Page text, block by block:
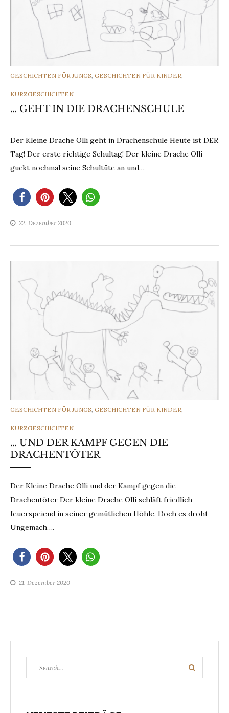
CATEGORIES
GESCHICHTEN FÜR JUNGS, GESCHICHTEN FÜR KINDER,
KURZGESCHICHTEN
… GEHT IN DIE DRACHENSCHULE
Der Kleine Drache Olli geht in Drachenschule Heute ist DER
Tag! Der erste richtige Schultag! Der kleine Drache Olli
guckt nochmal seine Schultüte an und…
22. Dezember 2020
CATEGORIES
GESCHICHTEN FÜR JUNGS GESCHICHTEN FÜR KINDER
KURZGESCHICHTEN
… UND DER KAMPF GEGEN DIE
DRACHENTÖTER
Der Kleine Drache Olli und der Kampf gegen die
Drachentöter Der kleine Drache Olli schläft friedlich
feuerspeiend in seiner gemütlichen Höhle. Doch es droht
Ungemach….
21. Dezember 2020
for:
Search